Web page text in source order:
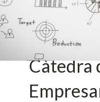
Càtedra